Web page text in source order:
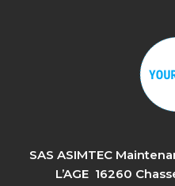
SAS ASIMTEC
L’AGE 16260